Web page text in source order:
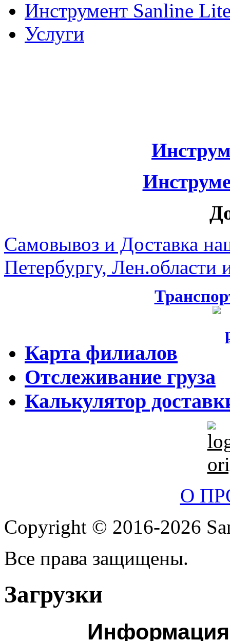
Инструмент Sanline
Услуги
Самовывоз и Доставка
Петербургу, Лен.области
Карта филиалов
Отслеживание груза
Калькулятор
О
Copyright © 2016-2026
Все права защищены.
Загрузки
Информация